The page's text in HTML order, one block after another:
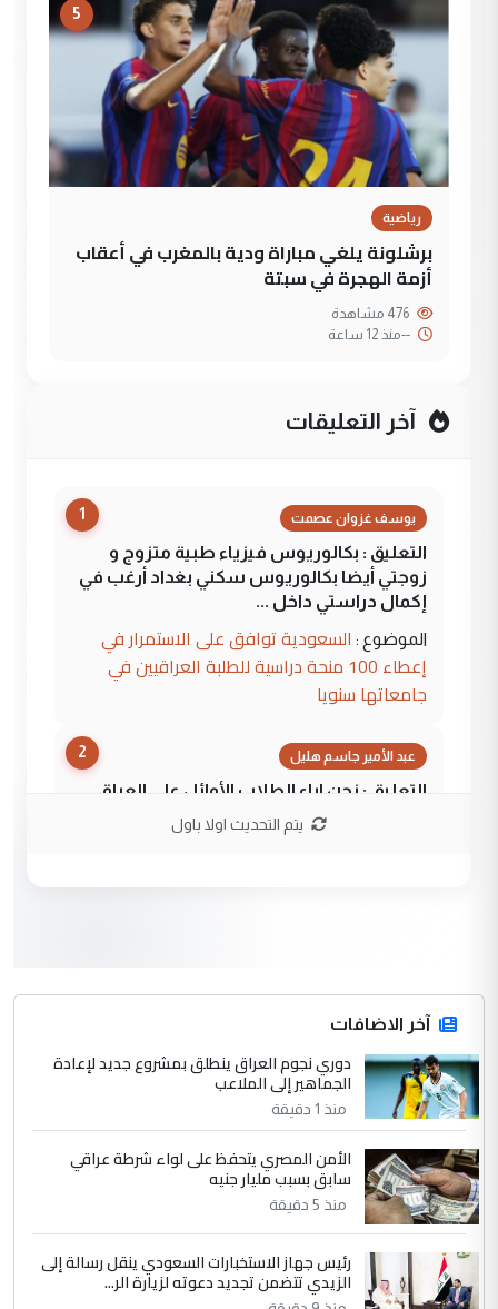
5
رياضية
برشلونة يلغي مباراة ودية بالمغرب في أعقاب
أزمة الهجرة في سبتة
--منذ 12 ساعة
آخر التعليقات
1 يوسف غزوان عصمت
التعليق : بكالوريوس فيزياء طبية متزوج و
زوجتي أيضا بكالوريوس سكني بغداد أرغب في
إكمال دراستي داخل ...
الموضوع : السعودية توافق على الاستمرار في
إعطاء 100 منحة دراسية للطلبة العراقيين في
جامعاتها سنويا
2 عبد الأمير جاسم هليل
التعليق : نحن اباء الطلاب الأوائل على العراق
نتشرف بلقاء السيد احمد الصافي في العتبات
التعليق : قرار مستعجل جدا ولامصلحة فيه
للوزاره ولا للمواطن القرار الصائب يكون بعد
الموضوع :
وزير الصحة يعفي مدير مستشفى الكرخ
العام في بغداد
4 سردار
التعليق : واحد من عصابة علي ماما يسقط
جنسية الرافد الثالث للعراق ومن اصول عريقة
ابا فرات ...
الموضوع :
الجواهري يرد على صدام حسين سل
يتم التحديث اولا باول
آخر الاضافات
دوري نجوم العراق ينطلق بمشروع جديد لإعادة
الجماهير إلى الملاعب
منذ 1 دقيقة
الأمن المصري يتحفظ على لواء شرطة عراقي
سابق بسبب مليار جنيه
منذ 5 دقيقة
رئيس جهاز الاستخبارات السعودي ينقل رسالة إلى
الزيدي تتضمن تجديد دعوته لزيارة الر...